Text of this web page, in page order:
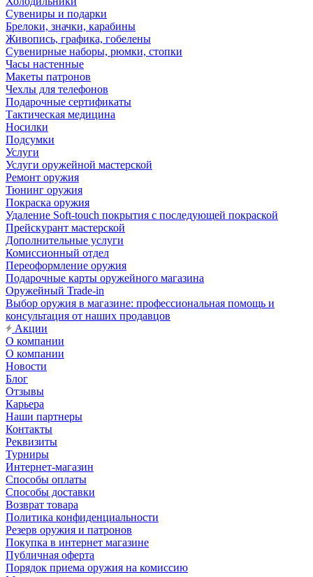
Сувениры и подарки
Брелоки, значки, карабины
Живопись, графика, гобелены
Сувенирные наборы, рюмки, стопки
Часы настенные
Макеты патронов
Чехлы для телефонов
Подарочные сертификаты
Тактическая медицина
Носилки
Подсумки
Услуги
Услуги оружейной мастерской
Ремонт оружия
Тюнинг оружия
Покраска оружия
Удаление Soft-touch покрытия с последующей покраской
Прейскурант мастерской
Дополнительные услуги
Комиссионный отдел
Переоформление оружия
Подарочные карты оружейного магазина
Оружейный Trade-in
Выбор оружия в магазине: профессиональная помощь и
консультация от наших продавцов
Акции
О компании
О компании
Новости
Блог
Отзывы
Карьера
Наши партнеры
Контакты
Реквизиты
Турниры
Интернет-магазин
Способы оплаты
Способы доставки
Возврат товара
Политика конфиденциальности
Резерв оружия и патронов
Покупка в интернет магазине
Публичная оферта
Порядок приема оружия на комиссию